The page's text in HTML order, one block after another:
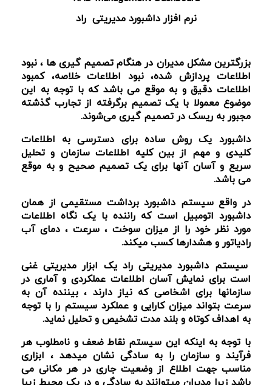
نرم افزار داشبورد مدیریتی راد
بزرگترین مشکل مدیران در هنگام تصمیم گیری ها ، نبود
اطلاعات پردازش شده، نبود اطلاعات خلاصه، کمبود
اطلاعات دقیق و به موقع می باشد که با توجه به این
موضوع معمولا با یک تصمیم برگرفته از تجارب گذشته
مجبور به ریسک در تصمیم گیری می‌شوند.
داشبورد یک روش ساده برای دسترسی به اطلاعات
کلیدی و مهم از بین کلیه اطلاعات سازمان و تحلیل
سریع و آسان آنها برای یک تصمیم صحیح و به موقع
می باشد.
در واقع سیستم داشبورد برداشت مستقیمی از همان
داشبورد اتومبیل است که راننده با یک نگاه اطلاعات
مورد نظر خود را از میزان سوخت ، سرعت ، دمای آب
رادیاتور و هشدارها کسب میکند.
سیستم داشبورد مدیریتی راد یک ابزار مدیریتی غنی
است برای نمایش آسان اطلاعات عملکردی و آماری در
سازمانها برای اشخاصی که نیاز دارند ، بیننده آن به
سرعت بتواند میزان کارایی و عملکرد سیستم را با توجه
به اهداف کوتاه و بلند مدت تشخیص و تحلیل نماید.
با توجه به اینکه این سیستم نقاط ضعف و نامطلوب هر
فرآیند و سازمان را به سادگی نشان میدهد ، ابزاری
مناسب جهت اطلاع از وضعیت جاری در هر مکانی می